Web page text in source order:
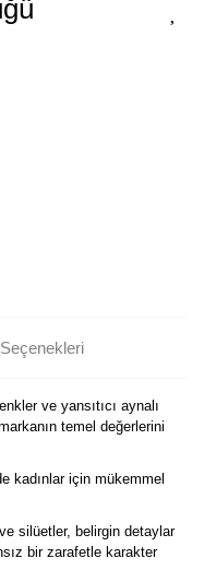
ve yansıtıcı aynalı
temel değerlerini
kadınlar için mükemmel
silüetler, belirgin detaylar
bir zarafetle karakter